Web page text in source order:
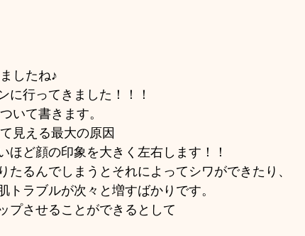
したね♪
に行ってきました！！！
いて書きます。
見える最大の原因
ほど顔の印象を大きく左右します！！
たるんでしまうとそれによってシワができたり、
トラブルが次々と増すばかりです。
プさせることができるとして